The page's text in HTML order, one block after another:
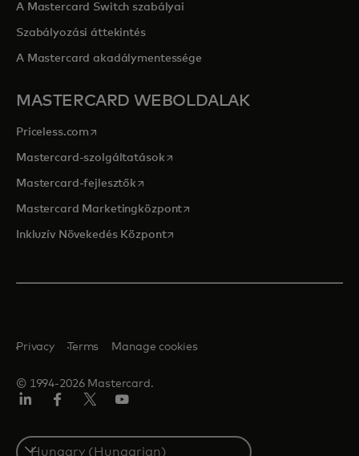
A Mastercard Switch szabályai
Szabályozási áttekintés
A Mastercard akadálymentessége
MASTERCARD WEBOLDALAK
Priceless.com opens in a new tab
Mastercard-szolgáltatásokopens in a new tab
Mastercard-fejlesztők opens in a new tab
Mastercard Marketingközpontopens in a new tab
Inkluzív Növekedés Központopens in a new tab
© 1994-2026 Mastercard.
Privacy Terms Manage cookies
Select